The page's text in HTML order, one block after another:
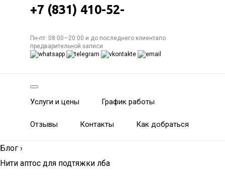
+7 (831) 410-52-
Пн-пт: 08:00—20:00 и до последнего клиентапо
предварительной записи
Услуги и цены График работы
Отзывы Контакты Как добраться
Блог ›
Нити аптос для подтяжки лба